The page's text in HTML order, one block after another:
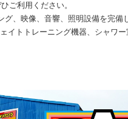
ご利用ください。
グ、映像、音響、照明設備を完備
イトトレーニング機器、シャワ